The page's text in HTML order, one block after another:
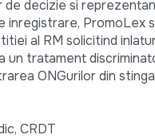
decizie si
inregistrare, PromoLex
al RM solicitind
un tratament
ONGurilor din
CRDT